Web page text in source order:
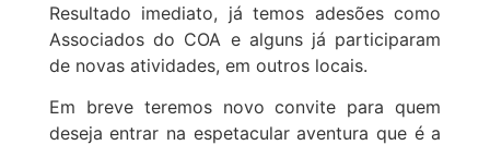
Resultado imediato, já temos adesões como
Associados do COA e alguns já participaram
de novas atividades, em outros locais.
Em breve teremos novo convite para quem
deseja entrar na espetacular aventura que é a